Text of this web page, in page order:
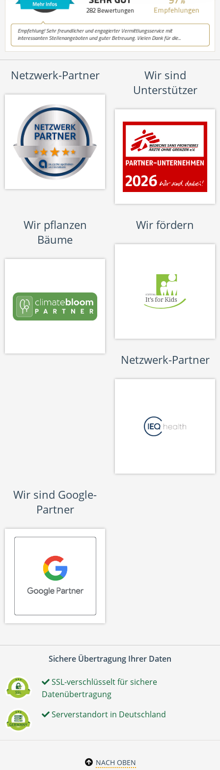
Netzwerk-Partner
Wir sind
Unterstützer
Wir pflanzen
Bäume
Wir fördern
Netzwerk-Partner
Wir sind Google-
Partner
Sichere Übertragung Ihrer Daten
SSL-verschlüsselt für sichere
Datenübertragung
Serverstandort in Deutschland
NACH OBEN